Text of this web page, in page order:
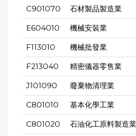
C901070 石材製品製造業
E604010 機械安裝業
F113010 機械批發業
F213040 精密儀器零售業
J101090 廢棄物清理業
C801010 基本化學工業
C801020 石油化工原料製造業